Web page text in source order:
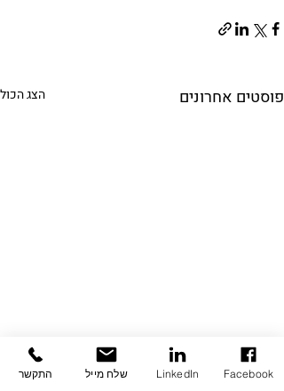
פוסטים אחרונים הצג הכול
התקשר שלח מייל LinkedIn Facebook